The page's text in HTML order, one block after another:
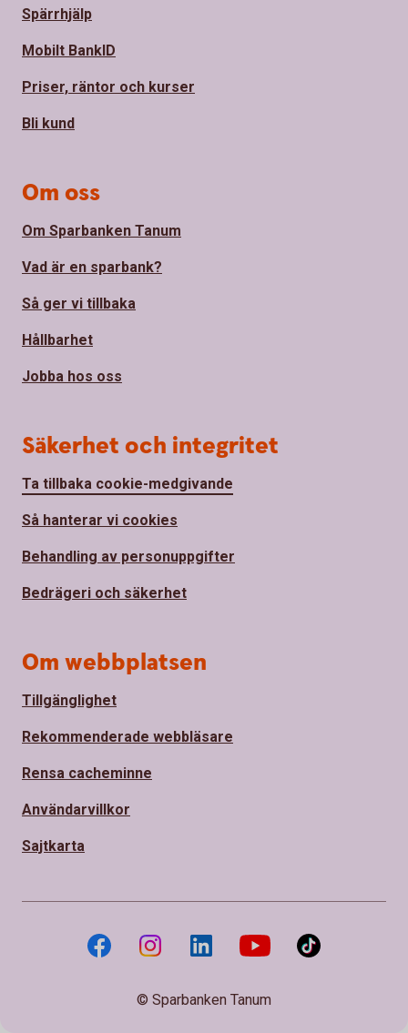
Spärrhjälp
Mobilt BankID
Priser, räntor och kurser
Bli kund
Om oss
Om Sparbanken Tanum
Vad är en sparbank?
Så ger vi tillbaka
Hållbarhet
Jobba hos oss
Säkerhet och integritet
Ta tillbaka cookie-medgivande
Så hanterar vi cookies
Behandling av personuppgifter
Bedrägeri och säkerhet
Om webbplatsen
Tillgänglighet
Rekommenderade webbläsare
Rensa cacheminne
Användarvillkor
Sajtkarta
© Sparbanken Tanum